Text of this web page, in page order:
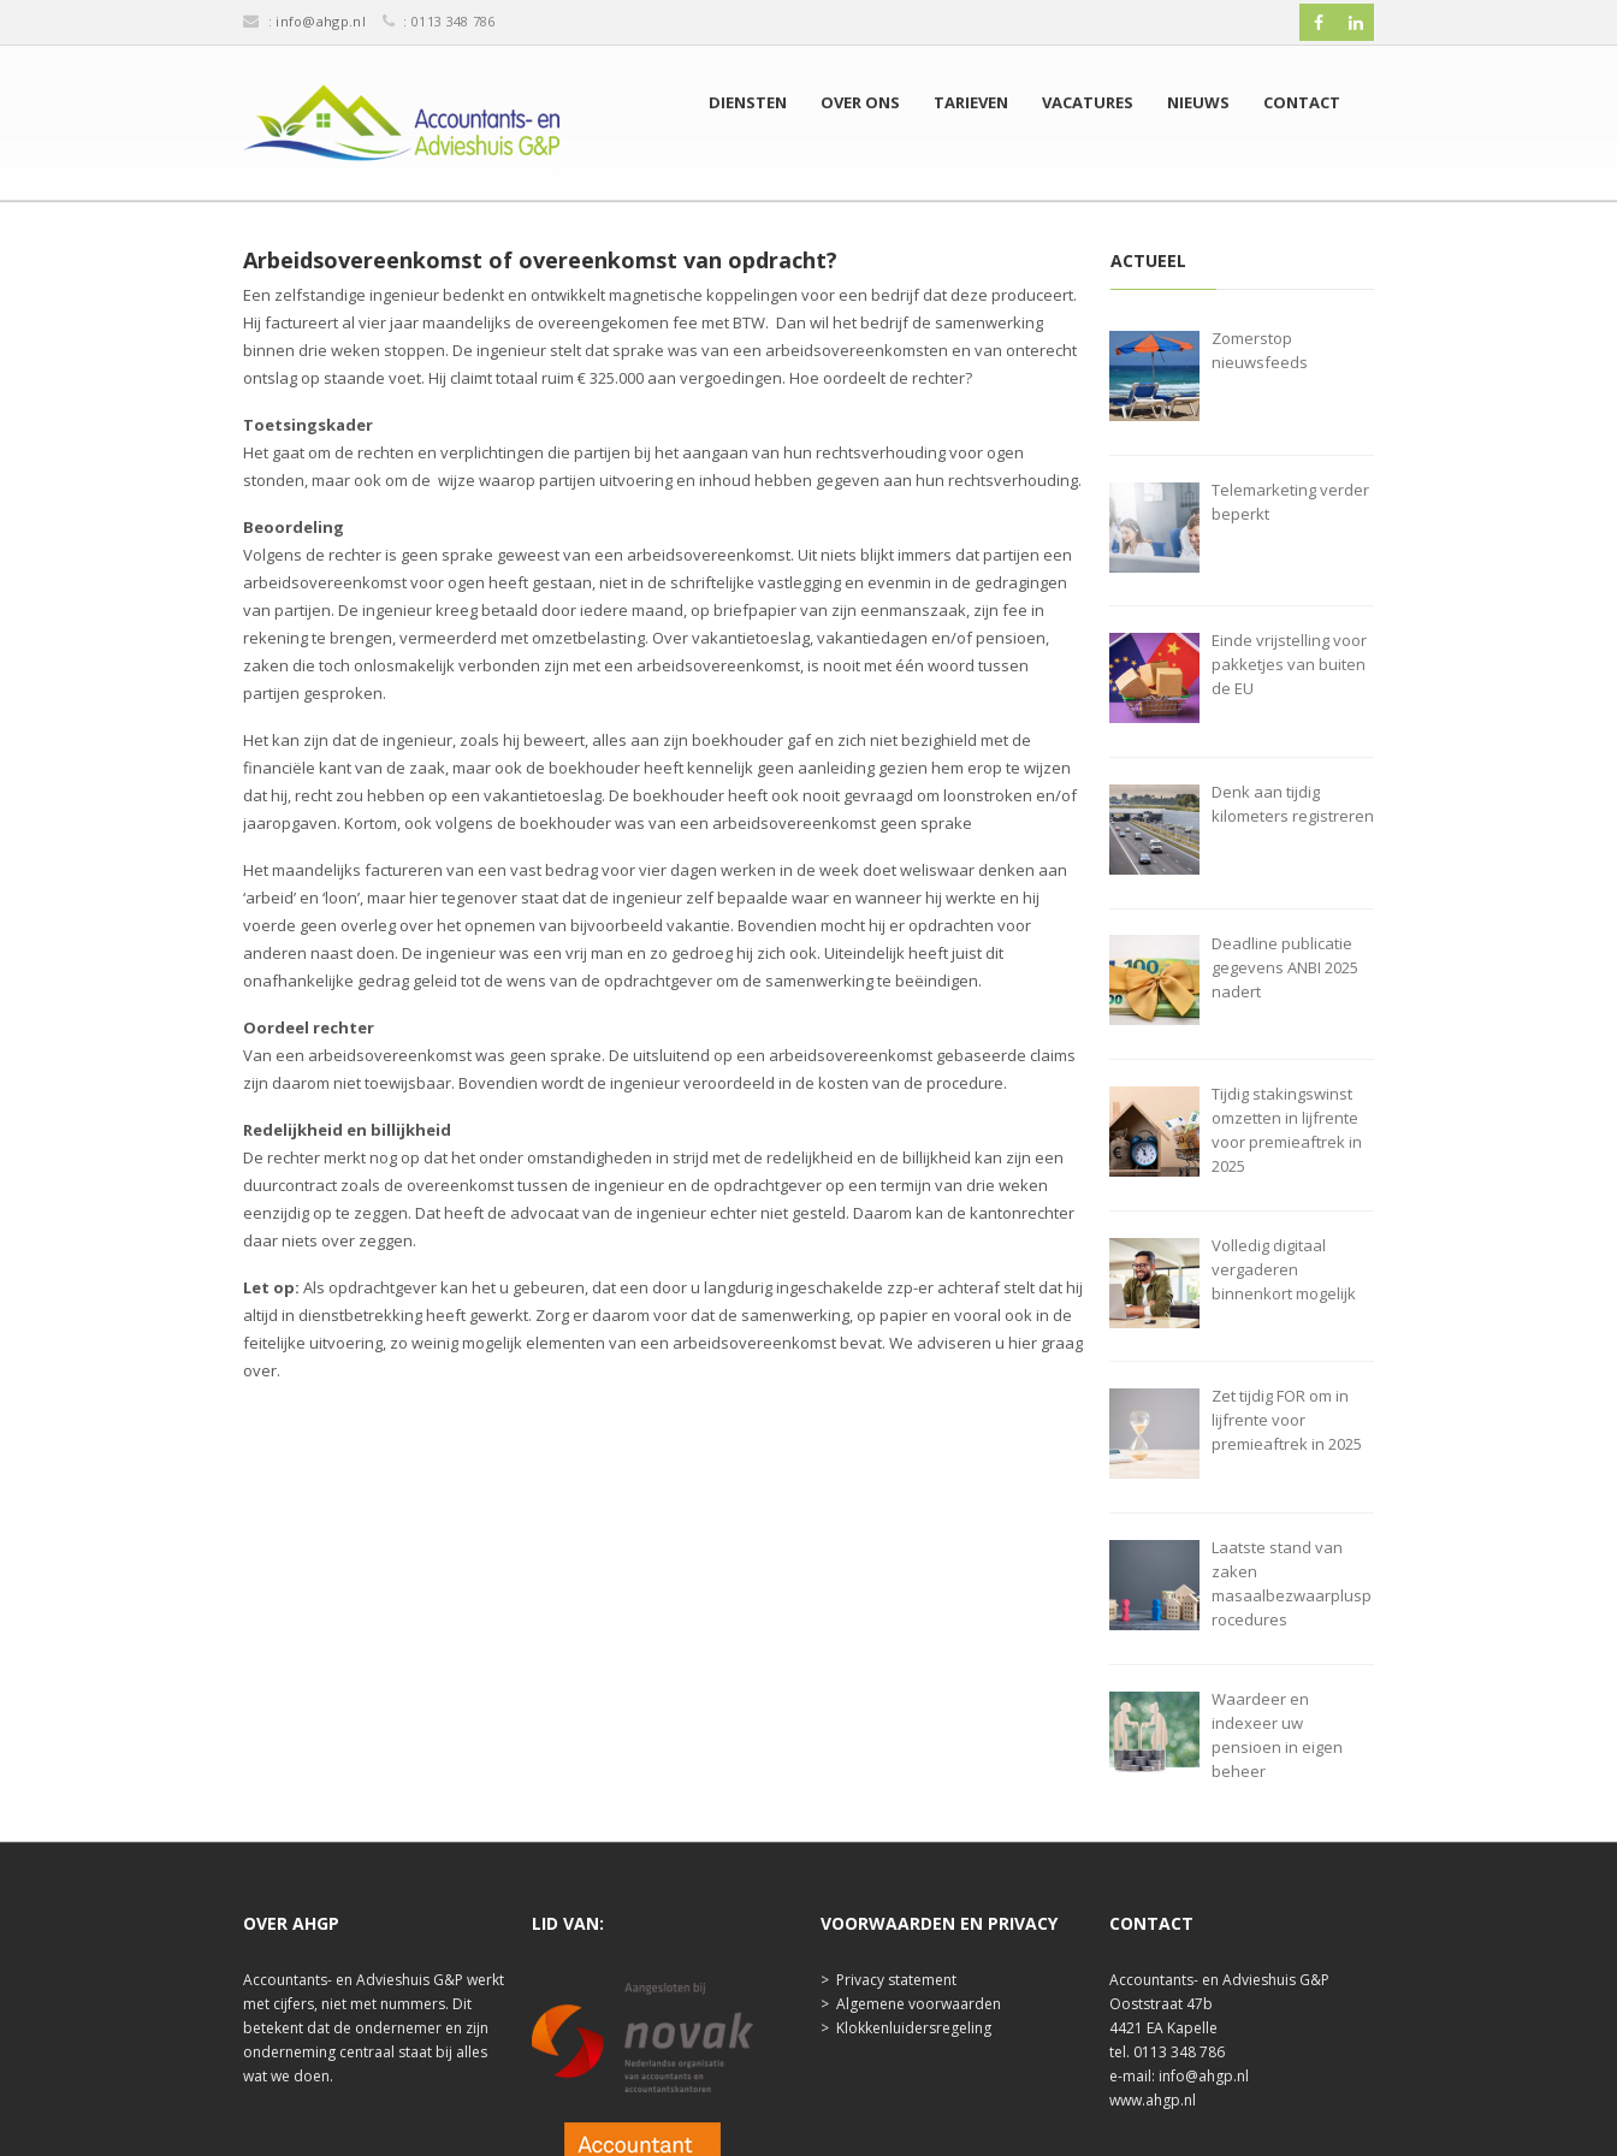
: info@ahgp.nl : 0113 348 786
DIENSTEN OVER ONS TARIEVEN VACATURES NIEUWS CONTACT
Arbeidsovereenkomst of overeenkomst van opdracht?
Een zelfstandige ingenieur bedenkt en ontwikkelt magnetische koppelingen voor een bedrijf dat deze produceert.
Hij factureert al vier jaar maandelijks de overeengekomen fee met BTW. Dan wil het bedrijf de samenwerking
binnen drie weken stoppen. De ingenieur stelt dat sprake was van een arbeidsovereenkomsten en van onterecht
ontslag op staande voet. Hij claimt totaal ruim € 325.000 aan vergoedingen. Hoe oordeelt de rechter?
Toetsingskader
Het gaat om de rechten en verplichtingen die partijen bij het aangaan van hun rechtsverhouding voor ogen
stonden, maar ook om de wijze waarop partijen uitvoering en inhoud hebben gegeven aan hun rechtsverhouding.
Beoordeling
Volgens de rechter is geen sprake geweest van een arbeidsovereenkomst. Uit niets blijkt immers dat partijen een
arbeidsovereenkomst voor ogen heeft gestaan, niet in de schriftelijke vastlegging en evenmin in de gedragingen
van partijen. De ingenieur kreeg betaald door iedere maand, op briefpapier van zijn eenmanszaak, zijn fee in
rekening te brengen, vermeerderd met omzetbelasting. Over vakantietoeslag, vakantiedagen en/of pensioen,
zaken die toch onlosmakelijk verbonden zijn met een arbeidsovereenkomst, is nooit met één woord tussen
partijen gesproken.
Het kan zijn dat de ingenieur, zoals hij beweert, alles aan zijn boekhouder gaf en zich niet bezighield met de
financiële kant van de zaak, maar ook de boekhouder heeft kennelijk geen aanleiding gezien hem erop te wijzen
dat hij, recht zou hebben op een vakantietoeslag. De boekhouder heeft ook nooit gevraagd om loonstroken en/of
jaaropgaven. Kortom, ook volgens de boekhouder was van een arbeidsovereenkomst geen sprake
Het maandelijks factureren van een vast bedrag voor vier dagen werken in de week doet weliswaar denken aan
‘arbeid’ en ‘loon’, maar hier tegenover staat dat de ingenieur zelf bepaalde waar en wanneer hij werkte en hij
voerde geen overleg over het opnemen van bijvoorbeeld vakantie. Bovendien mocht hij er opdrachten voor
anderen naast doen. De ingenieur was een vrij man en zo gedroeg hij zich ook. Uiteindelijk heeft juist dit
onafhankelijke gedrag geleid tot de wens van de opdrachtgever om de samenwerking te beëindigen.
Oordeel rechter
Van een arbeidsovereenkomst was geen sprake. De uitsluitend op een arbeidsovereenkomst gebaseerde claims
zijn daarom niet toewijsbaar. Bovendien wordt de ingenieur veroordeeld in de kosten van de procedure.
Redelijkheid en billijkheid
De rechter merkt nog op dat het onder omstandigheden in strijd met de redelijkheid en de billijkheid kan zijn een
duurcontract zoals de overeenkomst tussen de ingenieur en de opdrachtgever op een termijn van drie weken
eenzijdig op te zeggen. Dat heeft de advocaat van de ingenieur echter niet gesteld. Daarom kan de kantonrechter
daar niets over zeggen.
Let op: Als opdrachtgever kan het u gebeuren, dat een door u langdurig ingeschakelde zzp-er achteraf stelt dat hij
altijd in dienstbetrekking heeft gewerkt. Zorg er daarom voor dat de samenwerking, op papier en vooral ook in de
feitelijke uitvoering, zo weinig mogelijk elementen van een arbeidsovereenkomst bevat. We adviseren u hier graag
over.
ACTUEEL
Zomerstop
nieuwsfeeds
Telemarketing verder
beperkt
Einde vrijstelling voor
pakketjes van buiten
de EU
Denk aan tijdig
kilometers registreren
Deadline publicatie
gegevens ANBI 2025
nadert
Tijdig stakingswinst
omzetten in lijfrente
voor premieaftrek in
2025
Volledig digitaal
vergaderen
binnenkort mogelijk
Zet tijdig FOR om in
lijfrente voor
premieaftrek in 2025
Laatste stand van
zaken
masaalbezwaarplusp
rocedures
Waardeer en
indexeer uw
pensioen in eigen
beheer
OVER AHGP
Accountants- en Advieshuis G&P werkt
met cijfers, niet met nummers. Dit
betekent dat de ondernemer en zijn
onderneming centraal staat bij alles
wat we doen.
LID VAN: VOORWAARDEN EN PRIVACY
> Privacy statement
> Algemene voorwaarden
> Klokkenluidersregeling
CONTACT
Accountants- en Advieshuis G&P
Ooststraat 47b
4421 EA Kapelle
tel. 0113 348 786
e-mail: info@ahgp.nl
www.ahgp.nl